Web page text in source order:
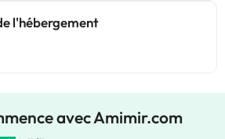
l'hébergement
avec Amimir.com